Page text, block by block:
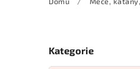
Kategorie